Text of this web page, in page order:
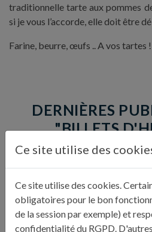
traditionnelle tarte aux pommes
si je vous l’accorde, elle doit être
Farine, beurre, œufs .. A vos tartes !
DERNIÈRES
"BILLETS
Ce site utilise des
Ce site utilise des cookies.
obligatoires pour le bon
de la session par exemple) et
confidentialité du RGPD.